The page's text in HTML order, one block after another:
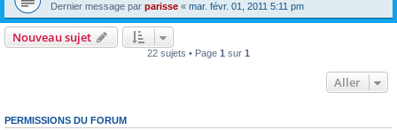
Dernier message par parisse « mar. févr. 01, 2011 5:11 pm
Nouveau sujet
22 sujets • Page 1 sur 1
Aller
PERMISSIONS DU FORUM